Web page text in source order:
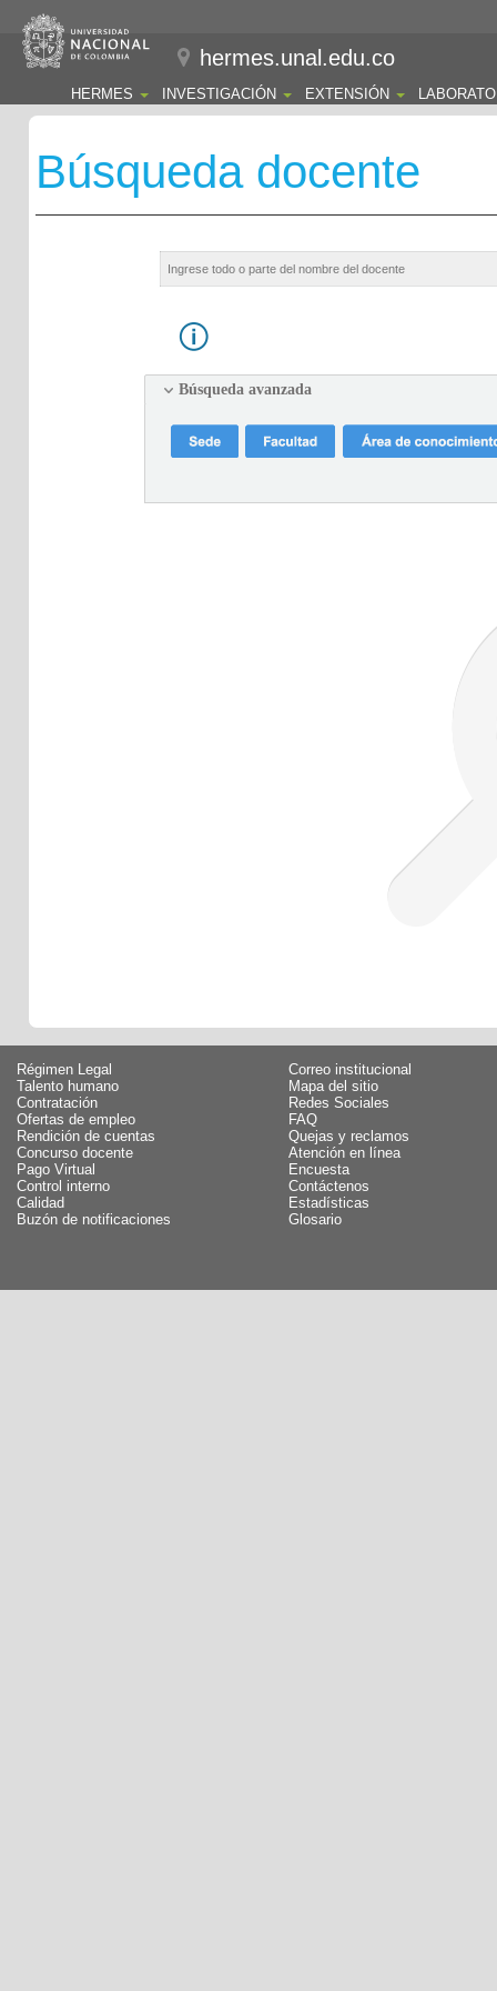
hermes.unal.edu.co
HERMES INVESTIGACIÓN EXTENSIÓN
Búsqueda docente
Búsqueda avanzada
Régimen Legal
Talento humano
Contratación
Ofertas de empleo
Rendición de cuentas
Concurso docente
Pago Virtual
Control interno
Calidad
Buzón de notificaciones
Correo institucional
Mapa del sitio
Redes Sociales
FAQ
Quejas y reclamos
Atención en línea
Encuesta
Contáctenos
Estadísticas
Glosario